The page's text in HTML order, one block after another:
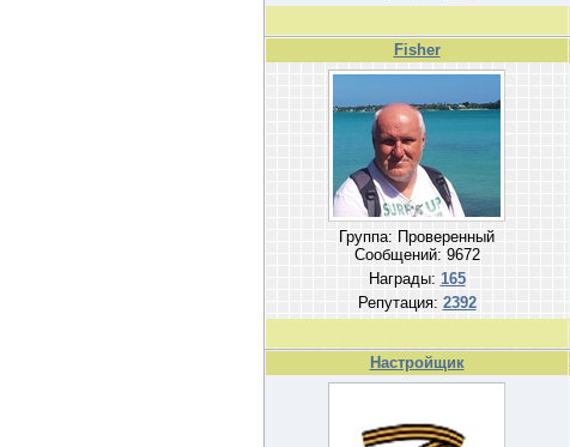
Fisher
Группа: Проверенный
Сообщений: 9672
Награды: 165
Репутация: 2392
Настройщик